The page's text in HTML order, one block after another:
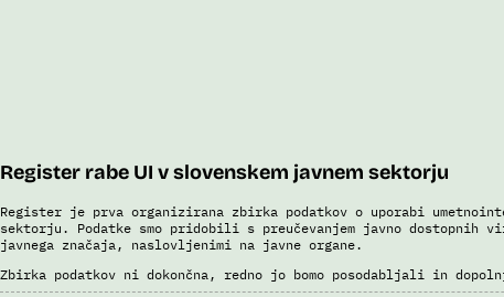
Register rabe UI v slovenskem javnem sektorju
Register je prva organizirana zbirka podatkov o uporabi
sektorju. Podatke smo pridobili s preučevanjem javno dostopnih
javnega značaja, naslovljenimi na javne organe.
Zbirka podatkov ni dokončna, redno jo bomo posodabljali in